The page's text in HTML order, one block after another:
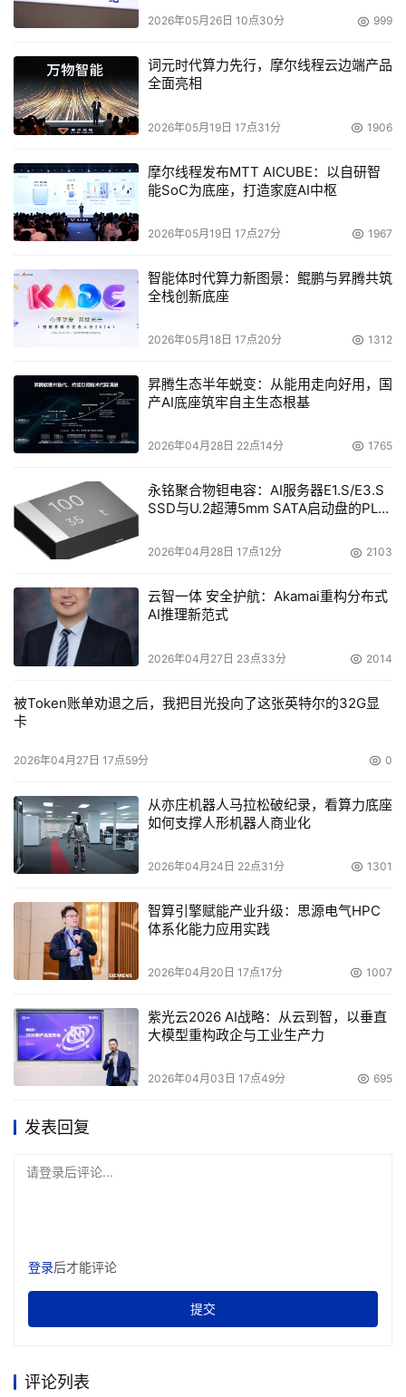
Technologies Inc.将启用该公司推出的Titan 2200存储系
Sonasoft推出新一代CDP工具
Sonasoft公司日前宣布，其最新研制的持续性数据保护
（CDP）解决方案SonaSafe Point-Click Recovery for
File Systems已全面投放市场。该软件仅支持Windows文
件系统，可提供包括图像级备份、裸机恢复、备份与还原打
开的文件等在内的多项保护服务。
牛津半导体公司发布USB/FireWire SATA存储控制器
出了一款带通用串行总线（USB）接口/火线接口
（FireWire）的双SATA存储控制器OXUF924DSE。该产品
支持基于硬件的加密功能，数据传输速率可达到80
本文来源于DOIT传媒，文章内容仅供参考，不构成投资建议。
2026年05月26日 10点30分 999
词元时代算力先行，摩尔线程云边端产品
全面亮相
2026年05月19日 17点31分 1906
摩尔线程发布MTT AICUBE：以自研智
能SoC为底座，打造家庭AI中枢
2026年05月19日 17点27分 1967
智能体时代算力新图景：鲲鹏与昇腾共筑
全栈创新底座
2026年05月18日 17点20分 1312
昇腾生态半年蜕变：从能用走向好用，国
产AI底座筑牢自主生态根基
2026年04月28日 22点14分 1765
永铭聚合物钽电容：AI服务器E1.S/E3.S
SSD与U.2超薄5mm SATA启动盘的PLP
2026年04月28日 17点12分 2103
云智一体 安全护航：Akamai重构分布式
AI推理新范式
2026年04月27日 23点33分 2014
被Token账单劝退之后，我把目光投向了这张英特尔的32G显
卡
2026年04月27日 17点59分 0
从亦庄机器人马拉松破纪录，看算力底座
如何支撑人形机器人商业化
2026年04月24日 22点31分 1301
智算引擎赋能产业升级：思源电气HPC
体系化能力应用实践
2026年04月20日 17点17分 1007
紫光云2026 AI战略：从云到智，以垂直
大模型重构政企与工业生产力
2026年04月03日 17点49分 695
发表回复
请登录后评论...
登录后才能评论
提交
评论列表